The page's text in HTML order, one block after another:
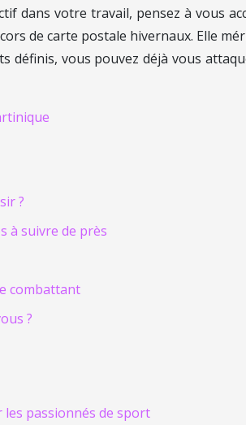
dans votre travail, pensez à vous
de carte postale hivernaux. Elle
définis, vous pouvez déjà vous
?
à suivre de près
combattant
?
passionnés de sport